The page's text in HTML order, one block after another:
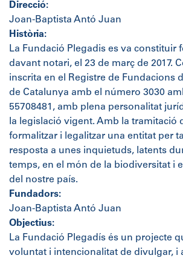
Direcció:
Joan-Baptista Antó Juan
Història:
La Fundació Plegadis es va constituir
davant notari, el 23 de març de 2017.
inscrita en el Registre de Fundacions
de Catalunya amb el número 3030
55708481, amb plena personalitat
la legislació vigent. Amb la tramitació
formalitzar i legalitzar una entitat per
resposta a unes inquietuds, latents
temps, en el món de la biodiversitat i
del nostre país.
Fundadors:
Joan-Baptista Antó Juan
Objectius:
La Fundació Plegadís és un projecte
voluntat i intencionalitat de divulgar, i